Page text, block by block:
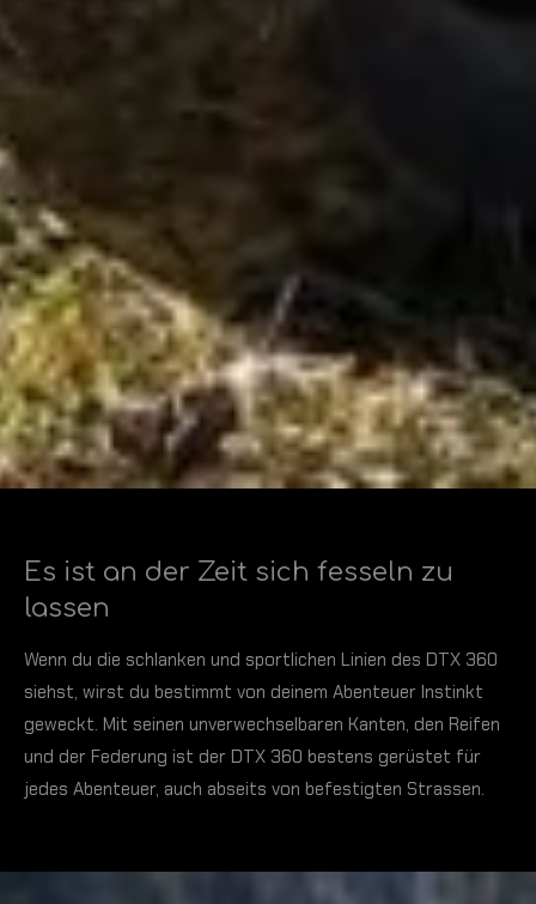
Es ist an der Zeit sich fesseln zu
lassen
Wenn du die schlanken und sportlichen Linien des DTX 360
siehst, wirst du bestimmt von deinem Abenteuer Instinkt
geweckt. Mit seinen unverwechselbaren Kanten, den Reifen
und der Federung ist der DTX 360 bestens gerüstet für
jedes Abenteuer, auch abseits von befestigten Strassen.